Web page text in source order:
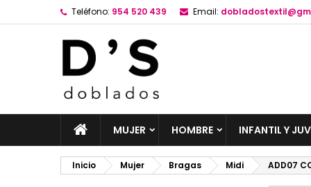
Teléfono: 954 520 439 Email:
MUJER HOMBRE INFANTIL Y
Inicio Mujer Bragas Midi ADD07